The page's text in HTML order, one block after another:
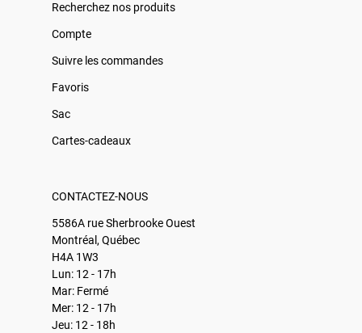
Recherchez nos produits
Compte
Suivre les commandes
Favoris
Sac
Cartes-cadeaux
CONTACTEZ-NOUS
5586A rue Sherbrooke Ouest
Montréal, Québec
H4A 1W3
Lun: 12 - 17h
Mar: Fermé
Mer: 12 - 17h
Jeu: 12 - 18h